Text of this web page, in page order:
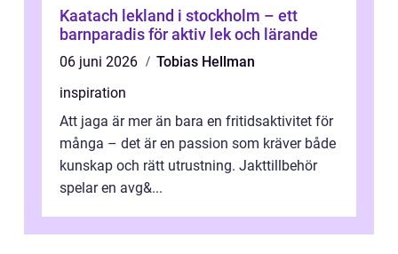
Kaatach lekland i stockholm – ett
barnparadis för aktiv lek och lärande
06 juni 2026
Tobias Hellman
inspiration
Att jaga är mer än bara en fritidsaktivitet för
många – det är en passion som kräver både
kunskap och rätt utrustning. Jakttillbehör
spelar en avg&...